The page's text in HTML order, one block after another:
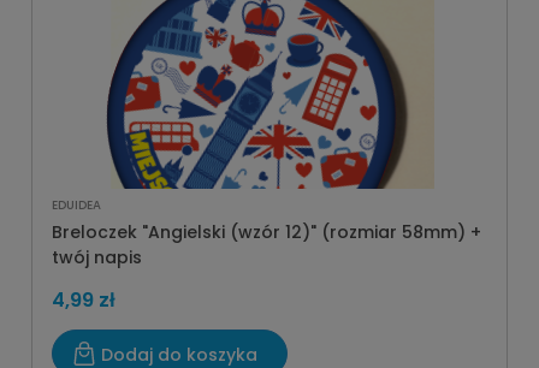
EDUIDEA
Breloczek "Angielski (wzór 12)" (rozmiar 58mm) +
twój napis
4,99 zł
Dodaj do koszyka